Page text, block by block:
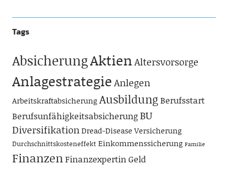
Tags
AbsicherungAktienAltersvorsorge
AnlagestrategieAnlegen
ArbeitskraftabsicherungAusbildung Berufsstart
BerufsunfähigkeitsabsicherungBU
DiversifikationDread-Disease Versicherung
Durchschnittskosteneffekt Einkommenssicherung Familie
FinanzenFinanzexpertinGeld